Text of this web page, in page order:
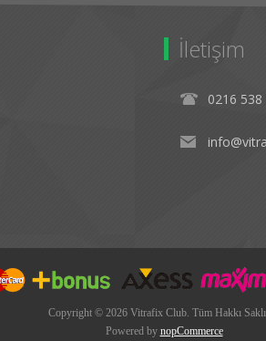
İletişim
0216
Copyright © 2026 Vitrafix Club. Tüm Hakkı
Powered by nopCommerce